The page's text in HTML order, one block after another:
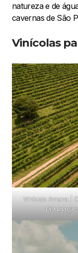
natureza e de
cavernas de São
Vinícolas
Vinícola Amana |
Divulgação